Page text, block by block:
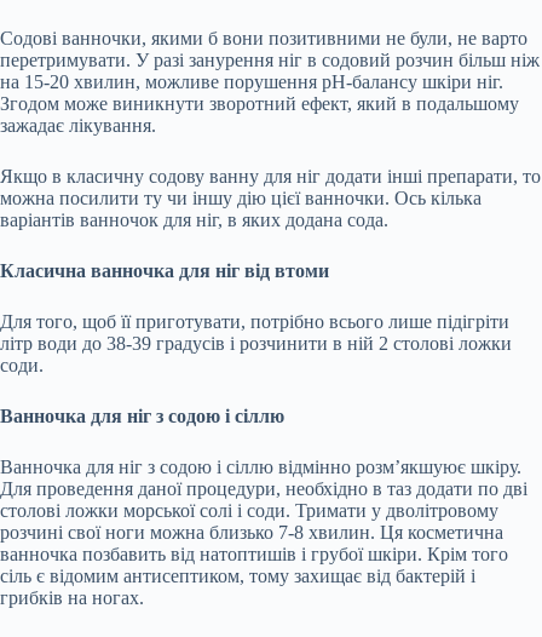
Содові ванночки, якими б вони позитивними не були, не варто
перетримувати. У разі занурення ніг в содовий розчин більш ніж
на 15-20 хвилин, можливе порушення рН-балансу шкіри ніг.
Згодом може виникнути зворотний ефект, який в подальшому
зажадає лікування.
Якщо в класичну содову ванну для ніг додати інші препарати, то
можна посилити ту чи іншу дію цієї ванночки. Ось кілька
варіантів ванночок для ніг, в яких додана сода.
Класична ванночка для ніг від втоми
Для того, щоб її приготувати, потрібно всього лише підігріти
літр води до 38-39 градусів і розчинити в ній 2 столові ложки
соди.
Ванночка для ніг з содою і сіллю
Ванночка для ніг з содою і сіллю відмінно розм’якшуює шкіру.
Для проведення даної процедури, необхідно в таз додати по дві
столові ложки морської солі і соди. Тримати у дволітровому
розчині свої ноги можна близько 7-8 хвилин. Ця косметична
ванночка позбавить від натоптишів і грубої шкіри. Крім того
сіль є відомим антисептиком, тому захищає від бактерій і
грибків на ногах.